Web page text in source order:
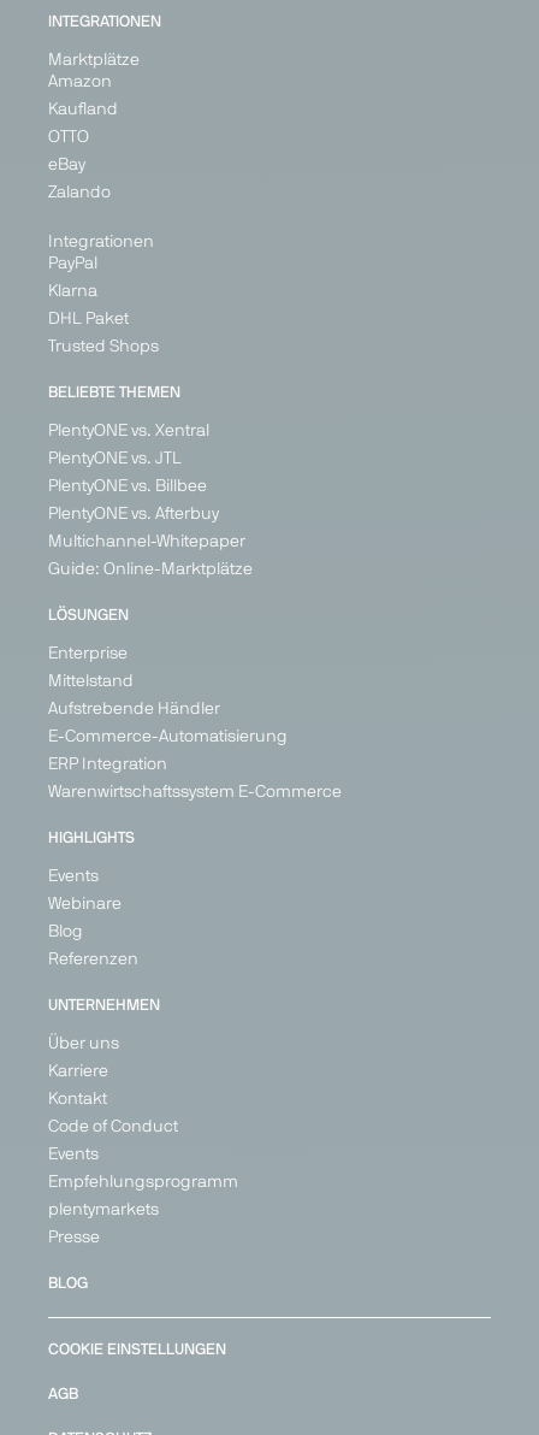
INTEGRATIONEN
Marktplätze
Amazon
Kaufland
OTTO
eBay
Zalando
Integrationen
PayPal
Klarna
DHL Paket
Trusted Shops
BELIEBTE THEMEN
PlentyONE vs. Xentral
PlentyONE vs. JTL
PlentyONE vs. Billbee
PlentyONE vs. Afterbuy
Multichannel-Whitepaper
Guide: Online-Marktplätze
LÖSUNGEN
Enterprise
Mittelstand
Aufstrebende Händler
E-Commerce-Automatisierung
ERP Integration
Warenwirtschaftssystem E-Commerce
HIGHLIGHTS
Events
Webinare
Blog
Referenzen
UNTERNEHMEN
Über uns
Karriere
Kontakt
Code of Conduct
Events
Empfehlungsprogramm
plentymarkets
Presse
BLOG
COOKIE EINSTELLUNGEN
AGB